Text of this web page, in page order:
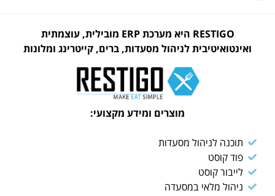
RESTIGO היא מערכת ERP מובילית, עוצמתית
ואינטואיטיבית לניהול מסעדות, ברים, קייטרינג ומלונות
מוצרים ומידע מקצועי:
תוכנה לניהול מסעדות
פוד קוסט
לייבור קוסט
ניהול מלאי במסעדה